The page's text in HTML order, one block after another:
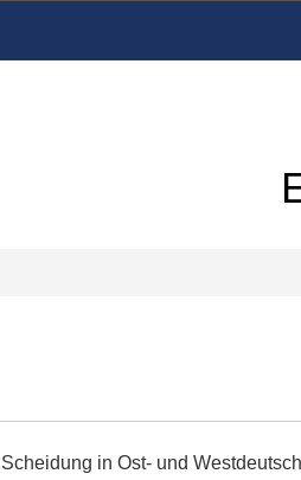
Scheidung in Ost- und